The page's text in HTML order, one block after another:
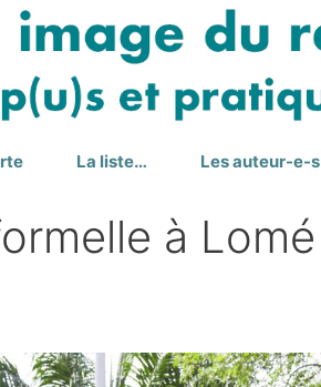
La liste… Les auteur-e-s
à Lomé